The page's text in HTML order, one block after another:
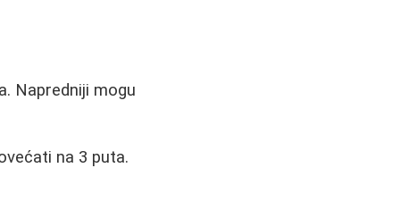
Napredniji mogu
na 3 puta.